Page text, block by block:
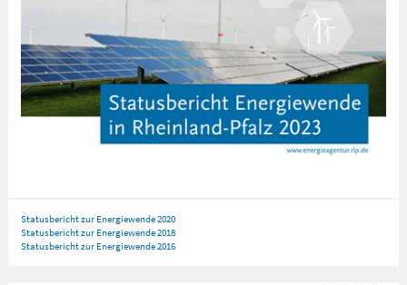
Statusbericht zur Energiewende 2020
Statusbericht zur Energiewende 2018
Statusbericht zur Energiewende 2016